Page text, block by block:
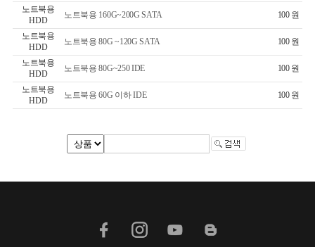
노트북용
HDD
노트북용 160G~200G SATA 100 원
노트북용
HDD
노트북용 80G ~120G SATA 100 원
노트북용
HDD
노트북용 80G~250 IDE 100 원
노트북용
HDD
노트북용 60G 이하 IDE 100 원